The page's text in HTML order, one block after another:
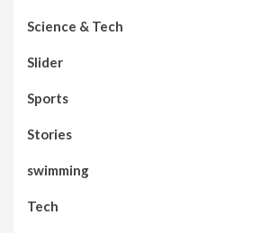
Science & Tech
Slider
Sports
Stories
swimming
Tech